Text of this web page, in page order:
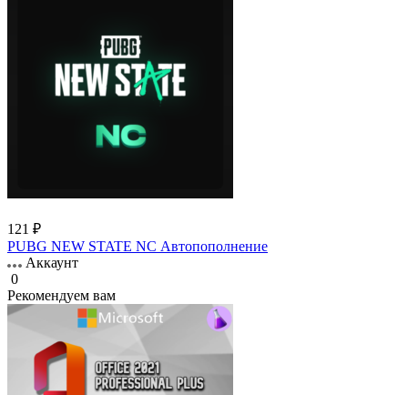
121 ₽
PUBG NEW STATE NC Автопополнение
Аккаунт
0
Рекомендуем вам